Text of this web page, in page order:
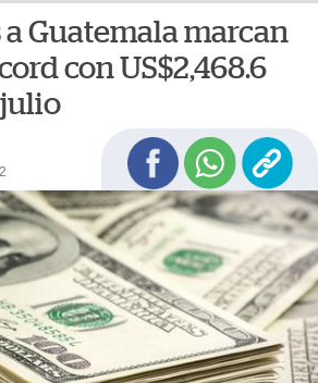
a Guatemala marcan
con US$2,468.6